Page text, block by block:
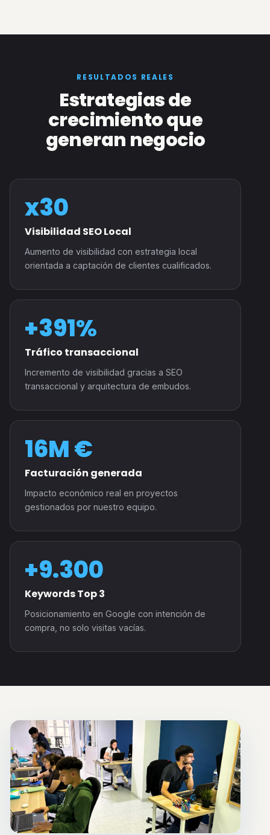
RESULTADOS REALES
Estrategias de
crecimiento que
generan negocio
x30
Visibilidad SEO Local
Aumento de visibilidad con estrategia local
orientada a captación de clientes cualificados.
+391%
Tráfico transaccional
Incremento de visibilidad gracias a SEO
transaccional y arquitectura de embudos.
16M €
Facturación generada
Impacto económico real en proyectos
gestionados por nuestro equipo.
+9.300
Keywords Top 3
Posicionamiento en Google con intención de
compra, no solo visitas vacías.